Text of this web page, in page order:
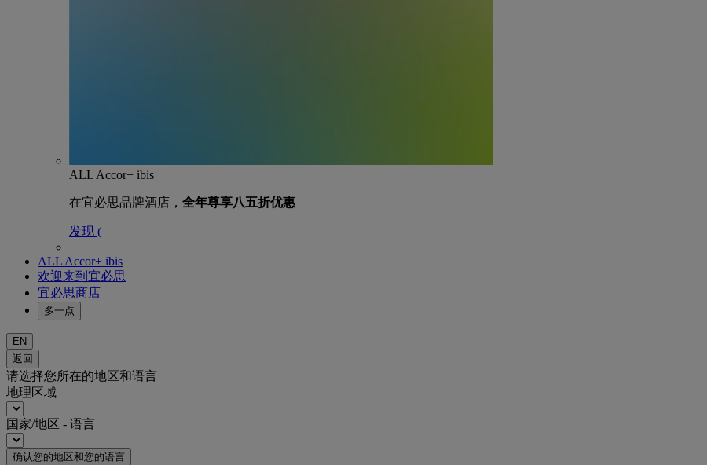
ALL Accor+ ibis
在宜必思品牌酒店， 全年尊享八五折优惠
发现 (
ALL Accor+ ibis
欢迎来到宜必思
宜必思商店
多一点
EN
返回
请选择您所在的地区和语言
地理区域
国家/地区 - 语言
确认您的地区和您的语言